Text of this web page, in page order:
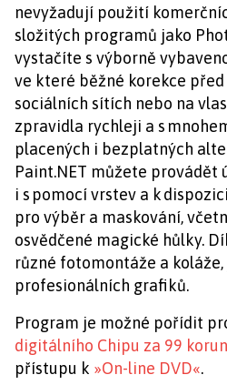
nevyžadují použití
složitých programů jako
vystačíte s výborně
ve které běžné korekce
sociálních sítích nebo na
zpravidla rychleji a s
placených i bezplatných
Paint.NET můžete
i s pomocí vrstev a k
pro výběr a maskování,
osvědčené magické hůlky.
různé fotomontáže a
profesionálních grafiků.
Program je možné pořídit
digitálního Chipu za 99
přístupu k »On-line DVD«.